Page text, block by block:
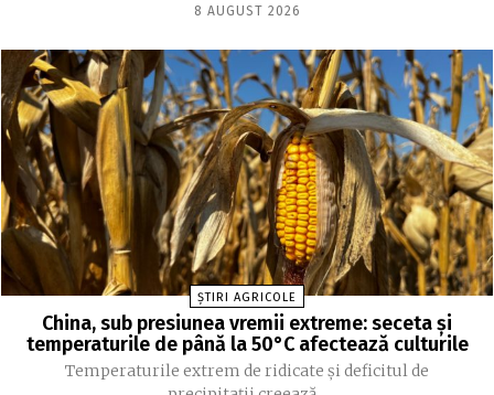
8 AUGUST 2026
ȘTIRI AGRICOLE
China, sub presiunea vremii extreme: seceta și
temperaturile de până la 50°C afectează culturile
Temperaturile extrem de ridicate și deficitul de